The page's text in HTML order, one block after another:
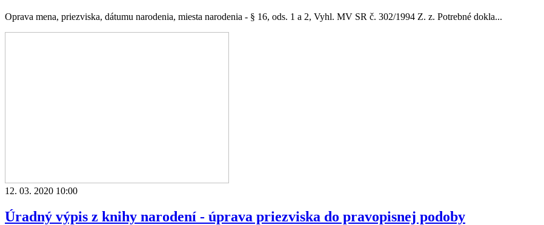
Oprava mena, priezviska, dátumu narodenia, miesta narodenia - § 16, ods. 1 a 2, Vyhl. MV SR č. 302/1994 Z. z. Potrebné dokla...
12. 03. 2020 10:00
Úradný výpis z knihy narodení - úprava priezviska do pravopisnej podoby